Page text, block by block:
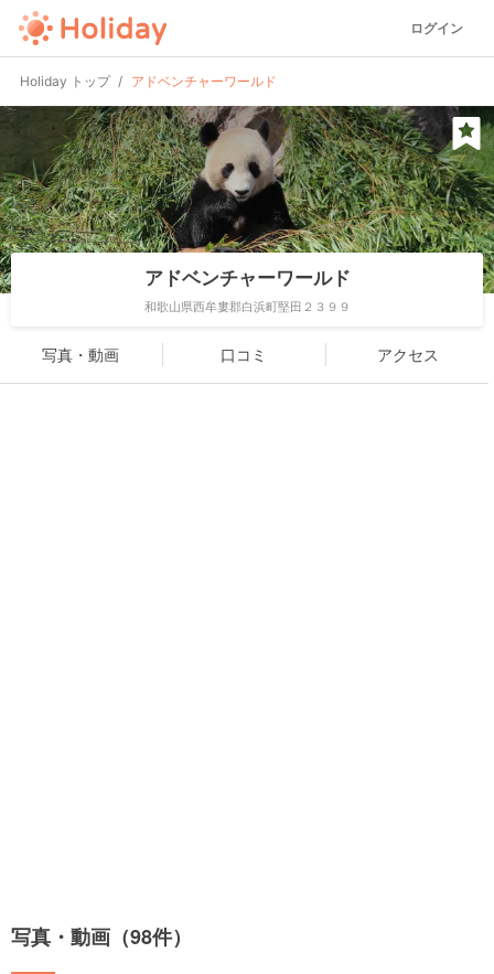
ログイン
Holiday トップ アドベンチャーワールド
アドベンチャーワールド
和歌山県西牟婁郡白浜町堅田２３９９
写真・動画 口コミ アクセス
写真・動画（98件）